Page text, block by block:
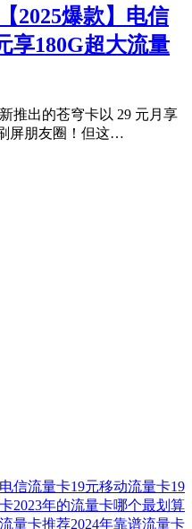
【2025爆款】电信
享180G超大流量
推出的苍穹卡以 29 元月享
屏朋友圈！但这…
信流量卡19元移动流量卡19
2023年的流量卡哪个最划算
量卡推荐2024年靠谱流量卡